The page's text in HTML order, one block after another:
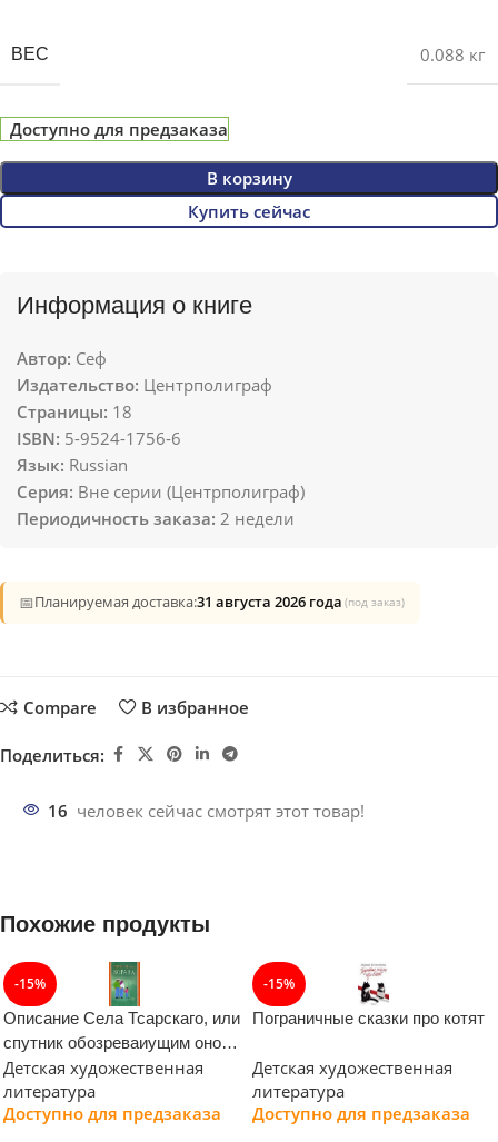
ВЕС 0.088 кг
Доступно для предзаказа
В корзину
Купить сейчас
Информация о книге
Автор: Сеф
Издательство: Центрполиграф
Страницы: 18
ISBN: 5-9524-1756-6
Язык: Russian
Серия: Вне серии (Центрполиграф)
Периодичность заказа: 2 недели
📅Планируемая доставка:31 августа 2026 года (под заказ)
Compare В избранное
Поделиться:
16 человек сейчас смотрят этот товар!
Похожие продукты
-15%
Описание Села Тсарскаго, или
спутник обозреваиущим оное,
с планом и краткими
историческими объяснениями
Детская художественная
литература
Доступно для предзаказа
-15%
Пограничные сказки про котят
Детская художественная
литература
Доступно для предзаказа